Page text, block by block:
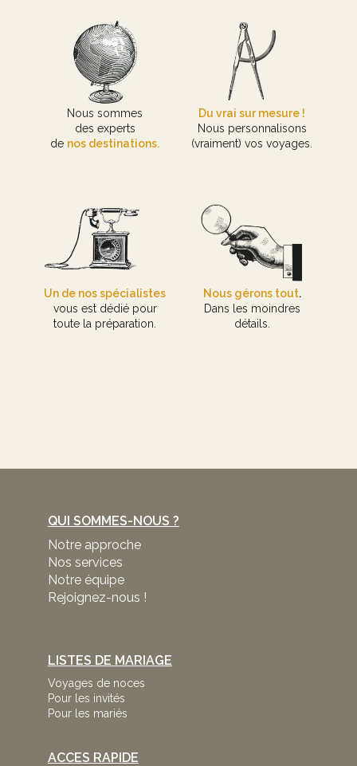
Nous sommes
des experts
de nos destinations.
Du vrai sur mesure !
Nous personnalisons
(vraiment) vos voyages.
Un de nos spécialistes
vous est dédié pour
toute la préparation.
Nous gérons tout.
Dans les moindres
détails.
QUI SOMMES-NOUS ?
Notre approche
Nos services
Notre équipe
Rejoignez-nous !
LISTES DE MARIAGE
Voyages de noces
Pour les invités
Pour les mariés
ACCES RAPIDE